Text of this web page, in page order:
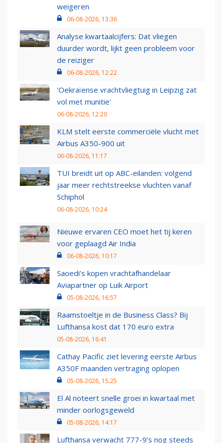
weigeren
06-08-2026, 13:36
Analyse kwartaalcijfers: Dat vliegen
duurder wordt, lijkt geen probleem voor
de reiziger
06-08-2026, 12:22
'Oekraïense vrachtvliegtuig in Leipzig zat
vol met munitie'
06-08-2026, 12:20
KLM stelt eerste commerciële vlucht met
Airbus A350-900 uit
06-08-2026, 11:17
TUI breidt uit op ABC-eilanden: volgend
jaar meer rechtstreekse vluchten vanaf
Schiphol
06-08-2026, 10:24
Nieuwe ervaren CEO moet het tij keren
voor geplaagd Air India
06-08-2026, 10:17
Saoedi’s kopen vrachtafhandelaar
Aviapartner op Luik Airport
05-08-2026, 16:57
Raamstoeltje in de Business Class? Bij
Lufthansa kost dat 170 euro extra
05-08-2026, 16:41
Cathay Pacific ziet levering eerste Airbus
A350F maanden vertraging oplopen
05-08-2026, 15:25
El Al noteert snelle groei in kwartaal met
minder oorlogsgeweld
05-08-2026, 14:17
Lufthansa verwacht 777-9’s nog steeds